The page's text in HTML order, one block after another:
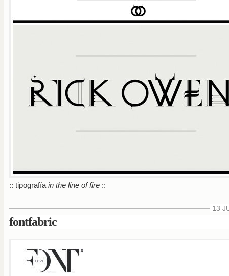
:: tipografía in the line of fire::
13
fontfabric